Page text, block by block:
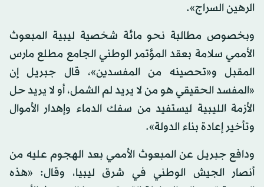
الرهين السراج».
وبخصوص مطالبة نحو مائة شخصية ليبية المبعوث
الأممي سلامة بعقد المؤتمر الوطني الجامع مطلع مارس
المقبل و«تحصينه من المفسدين»، قال جبريل إن
«المفسد الحقيقي هو من لا يريد لم الشمل، أو لا يريد حل
الأزمة الليبية ليستفيد من سفك الدماء وإهدار الأموال
وتأخير إعادة بناء الدولة».
ودافع جبريل عن المبعوث الأممي بعد الهجوم عليه من
أنصار الجيش الوطني في شرق ليبيا، وقال: «هذه